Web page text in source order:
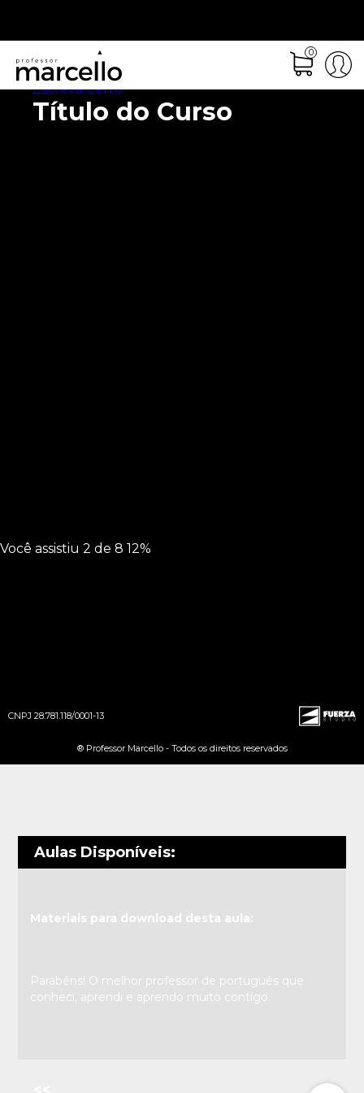
0
Escreva Certo
Título do Curso
Você assistiu 2 de 8 12%
Aulas Disponíveis:
Parabéns! O melhor professor de português que
conheci, aprendi e aprendo muito contigo.
Materiais para download desta aula:
CNPJ 28.781.118/0001-13
® Professor Marcello - Todos os direitos reservados